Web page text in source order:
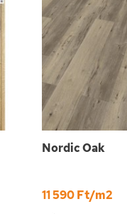
Nordic Oak
11 590 Ft/m2